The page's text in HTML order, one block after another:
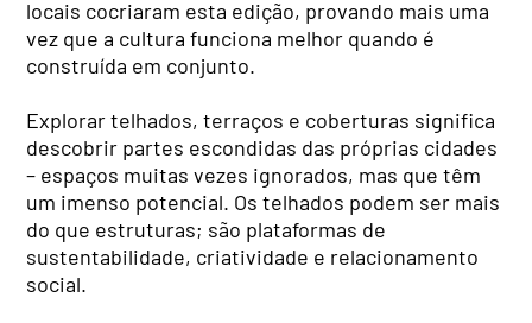
locais cocriaram esta edição, provando mais uma
vez que a cultura funciona melhor quando é
construída em conjunto.
Explorar telhados, terraços e coberturas significa
descobrir partes escondidas das próprias cidades
– espaços muitas vezes ignorados, mas que têm
um imenso potencial. Os telhados podem ser mais
do que estruturas; são plataformas de
sustentabilidade, criatividade e relacionamento
social.